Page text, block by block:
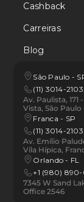
Cashback
Carreiras
Blog
São Paulo -
(11) 3014-2103
Av. Paulista, 171
Vista, São Paulo
Franca - SP
(11) 3014-2103
Av. Emílio
Vila Hípica,
Orlando - FL
+1 (980)
7345 W Sand
Office 2546